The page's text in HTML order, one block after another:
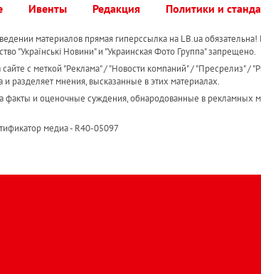
Ивенты Редакция Политики и
материалов прямая гиперссылка на LB.ua
"Українськi Новини" и "Украинская Фото Группа" запрещено.
с меткой "Реклама" / "Новости компаний" / "Пресрелиз" /
и разделяет мнения, высказанные в этих материалах.
факты и оценочные суждения, обнародованные в рекламных
медиа - R40-05097